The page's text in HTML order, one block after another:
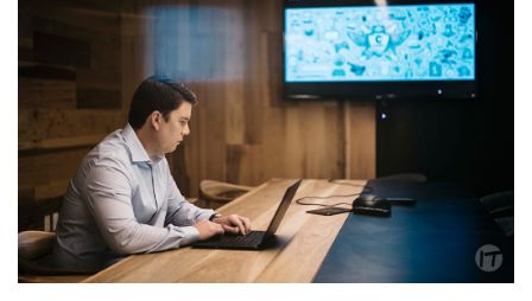
ARGENTINA
MÉXICO